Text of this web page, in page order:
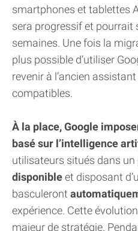
smartphones et tablettes
sera progressif et pourrait
semaines. Une fois la
plus possible d’utiliser
revenir à l’ancien
compatibles.
À la place, Google
basé sur l’intelligence
utilisateurs situés dans un
disponibleet disposant
basculeront
expérience. Cette
majeur de stratégie.